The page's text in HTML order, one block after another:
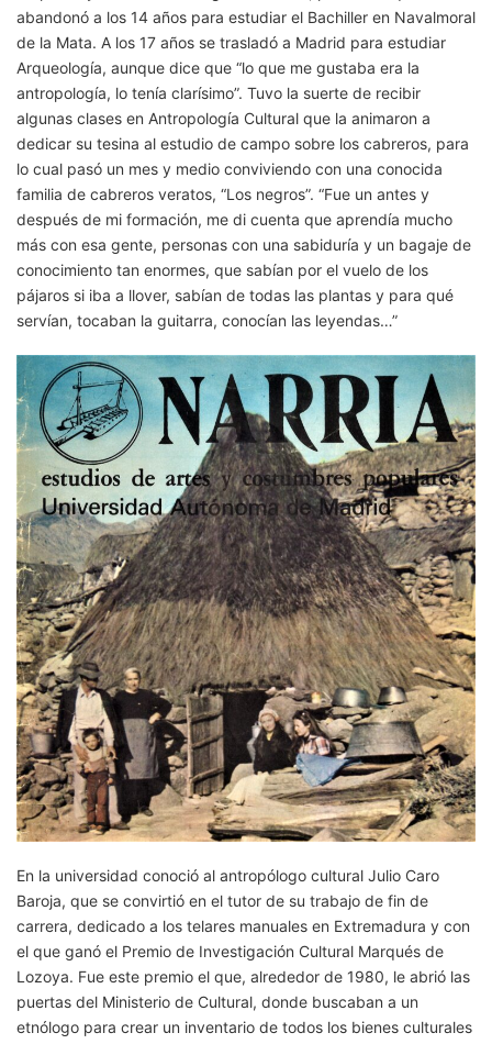
abandonó a los 14 años para estudiar el Bachiller en Navalmoral
de la Mata. A los 17 años se trasladó a Madrid para estudiar
Arqueología, aunque dice que “lo que me gustaba era la
antropología, lo tenía clarísimo”. Tuvo la suerte de recibir
algunas clases en Antropología Cultural que la animaron a
dedicar su tesina al estudio de campo sobre los cabreros, para
lo cual pasó un mes y medio conviviendo con una conocida
familia de cabreros veratos, “Los negros”. “Fue un antes y
después de mi formación, me di cuenta que aprendía mucho
más con esa gente, personas con una sabiduría y un bagaje de
conocimiento tan enormes, que sabían por el vuelo de los
pájaros si iba a llover, sabían de todas las plantas y para qué
servían, tocaban la guitarra, conocían las leyendas…”
En la universidad conoció al antropólogo cultural Julio Caro
Baroja, que se convirtió en el tutor de su trabajo de fin de
carrera, dedicado a los telares manuales en Extremadura y con
el que ganó el Premio de Investigación Cultural Marqués de
Lozoya. Fue este premio el que, alrededor de 1980, le abrió las
puertas del Ministerio de Cultural, donde buscaban a un
etnólogo para crear un inventario de todos los bienes culturales